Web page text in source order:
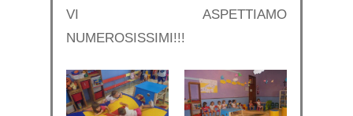
VI ASPETTIAMO
NUMEROSISSIMI!!!